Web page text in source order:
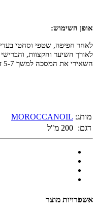
אופן השימוש:
לאחר חפיפה, שטפי וסחטי
לאורך השיער והקצוות,
השאירי את המסכה למשך 5-7 דקות ושטפי היטב.
מותג: MOROCCANOIL
דגם: 200 מ"ל
אשפרויות מוצר